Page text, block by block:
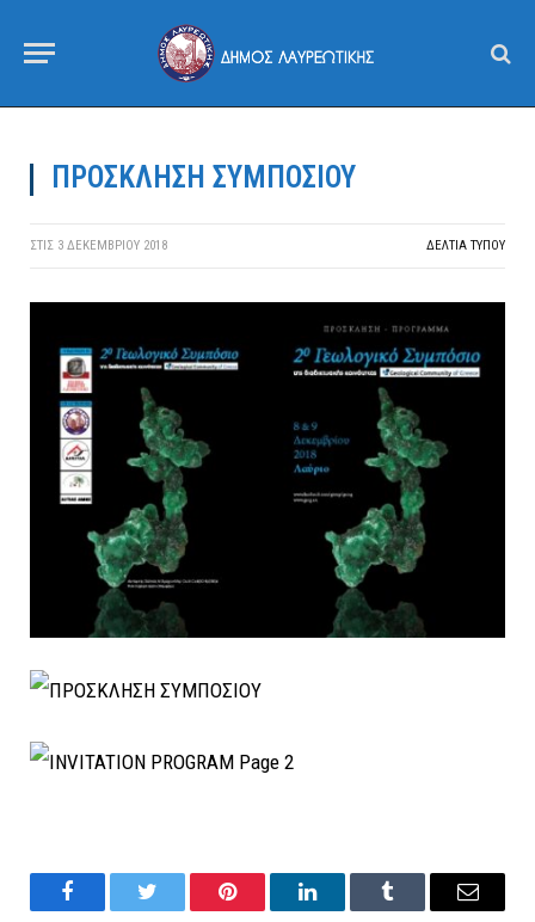
ΠΡΟΣΚΛΗΣΗ ΣΥΜΠΟΣΙΟΥ
ΣΤΙΣ 3 ΔΕΚΕΜΒΡΊΟΥ 2018 ΔΕΛΤΙΑ ΤΥΠΟΥ
FacebookTwitter Pinterest LinkedInTumblr Email